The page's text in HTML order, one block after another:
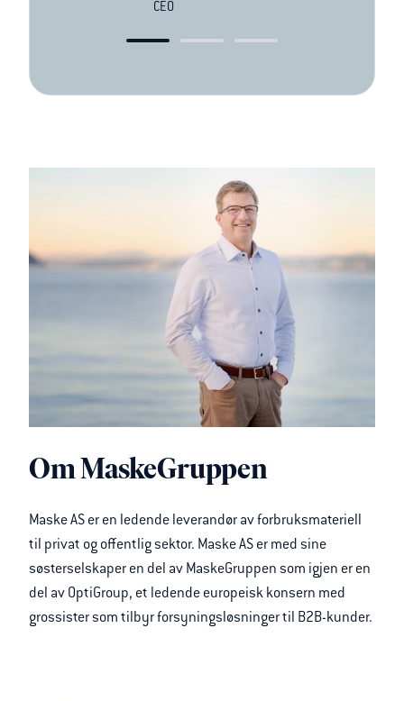
CEO
Om MaskeGruppen
Maske AS er en ledende leverandør av forbruksmateriell
til privat og offentlig sektor. Maske AS er med sine
søsterselskaper en del av MaskeGruppen som igjen er en
del av OptiGroup, et ledende europeisk konsern med
grossister som tilbyr forsyningsløsninger til B2B-kunder.